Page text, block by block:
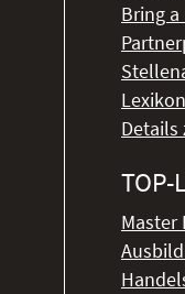
Bring a
Lexikon
Details
TOP-
Master